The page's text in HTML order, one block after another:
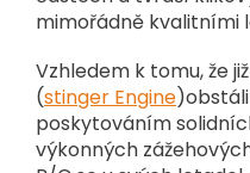
mimořádně kvalitními
Vzhledem k tomu, že
(stinger Engine
poskytováním
výkonných